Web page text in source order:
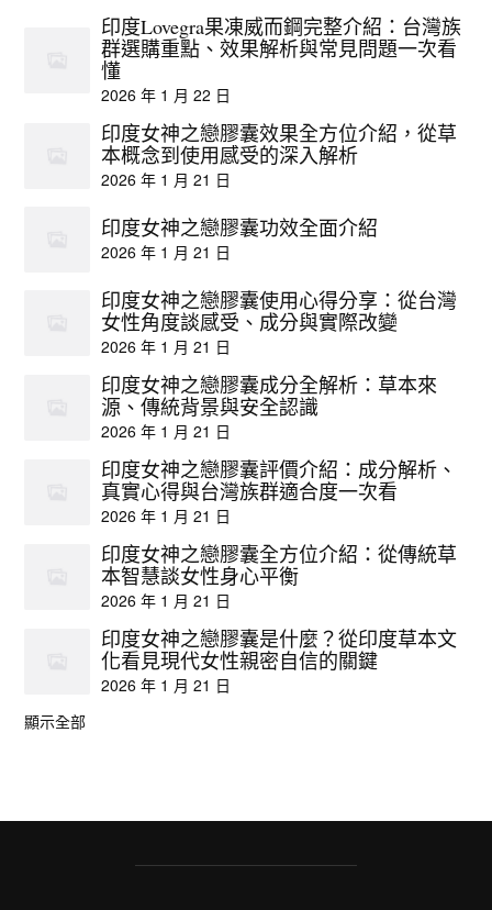
印度Lovegra果凍威而鋼完整介紹：台灣族
群選購重點、效果解析與常見問題一次看
懂
2026 年 1 月 22 日
印度女神之戀膠囊效果全方位介紹，從草
本概念到使用感受的深入解析
2026 年 1 月 21 日
印度女神之戀膠囊功效全面介紹
2026 年 1 月 21 日
印度女神之戀膠囊使用心得分享：從台灣
女性角度談感受、成分與實際改變
2026 年 1 月 21 日
印度女神之戀膠囊成分全解析：草本來
源、傳統背景與安全認識
2026 年 1 月 21 日
印度女神之戀膠囊評價介紹：成分解析、
真實心得與台灣族群適合度一次看
2026 年 1 月 21 日
印度女神之戀膠囊全方位介紹：從傳統草
本智慧談女性身心平衡
2026 年 1 月 21 日
印度女神之戀膠囊是什麼？從印度草本文
化看見現代女性親密自信的關鍵
2026 年 1 月 21 日
顯示全部